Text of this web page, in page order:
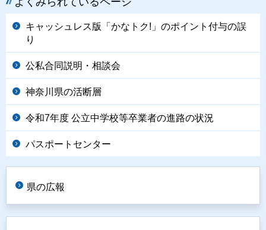
キャッシュレス版「かなトク!」のポイント付与の誤
り
公私合同説明・相談会
神奈川県の活断層
令和7年度 公立中学校等卒業者の進路の状況
パスポートセンター
県の広報